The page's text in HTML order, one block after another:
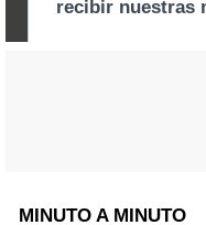
MINUTO A MINUTO